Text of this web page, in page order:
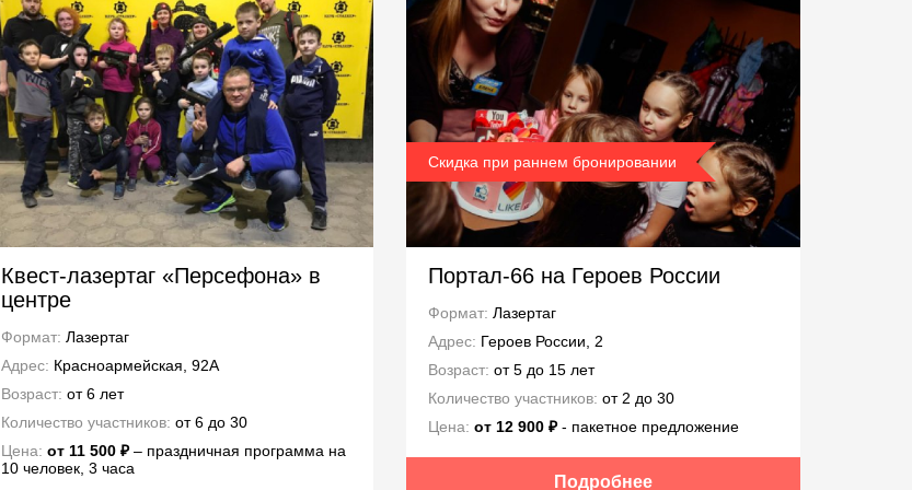
Квест-лазертаг «Персефона» в
центре
Формат: Лазертаг
Адрес: Красноармейская, 92А
Возраст: от 6 лет
Количество участников: от 6 до 30
Цена: от 11 500 ₽– праздничная программа на
10 человек, 3 часа
Скидка при раннем бронировании
Портал-66 на Героев России
Формат: Лазертаг
Адрес: Героев России, 2
Возраст: от 5 до 15 лет
Количество участников: от 2 до 30
Цена: от 12 900 ₽- пакетное предложение
Подробнее